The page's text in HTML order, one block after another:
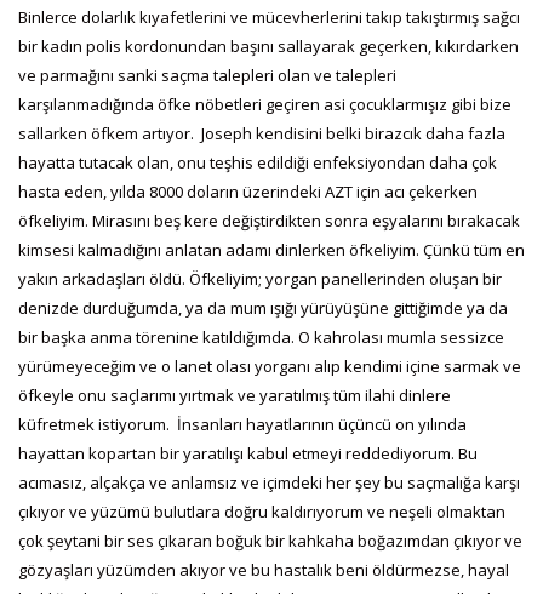
Binlerce dolarlık kıyafetlerini ve mücevherlerini takıp takıştırmış sağcı
bir kadın polis kordonundan başını sallayarak geçerken, kıkırdarken
ve parmağını sanki saçma talepleri olan ve talepleri
karşılanmadığında öfke nöbetleri geçiren asi çocuklarmışız gibi bize
sallarken öfkem artıyor. Joseph kendisini belki birazcık daha fazla
hayatta tutacak olan, onu teşhis edildiği enfeksiyondan daha çok
hasta eden, yılda 8000 doların üzerindeki AZT için acı çekerken
öfkeliyim. Mirasını beş kere değiştirdikten sonra eşyalarını bırakacak
kimsesi kalmadığını anlatan adamı dinlerken öfkeliyim. Çünkü tüm en
yakın arkadaşları öldü. Öfkeliyim; yorgan panellerinden oluşan bir
denizde durduğumda, ya da mum ışığı yürüyüşüne gittiğimde ya da
bir başka anma törenine katıldığımda. O kahrolası mumla sessizce
yürümeyeceğim ve o lanet olası yorganı alıp kendimi içine sarmak ve
öfkeyle onu saçlarımı yırtmak ve yaratılmış tüm ilahi dinlere
küfretmek istiyorum. İnsanları hayatlarının üçüncü on yılında
hayattan kopartan bir yaratılışı kabul etmeyi reddediyorum. Bu
acımasız, alçakça ve anlamsız ve içimdeki her şey bu saçmalığa karşı
çıkıyor ve yüzümü bulutlara doğru kaldırıyorum ve neşeli olmaktan
çok şeytani bir ses çıkaran boğuk bir kahkaha boğazımdan çıkıyor ve
gözyaşları yüzümden akıyor ve bu hastalık beni öldürmezse, hayal